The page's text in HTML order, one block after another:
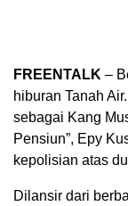
FREENTALK –
hiburan Tanah
sebagai Kang
Pensiun”, Epy
kepolisian atas
Dilansir dari